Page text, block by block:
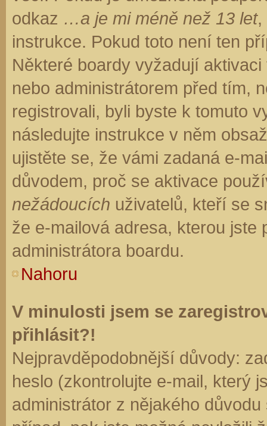
odkaz …a je mi méně než 13 let,
instrukce. Pokud toto není ten
Některé boardy vyžadují
nebo administrátorem před tím,
registrovali, byli byste k tomuto
následujte instrukce v něm
ujistěte se, že vámi zadaná e-
důvodem, proč se aktivace
nežádoucích uživatelů, kteří se
že e-mailová adresa, kterou jste
administrátora boardu.
Nahoru
V minulosti jsem se
přihlásit?!
Nejpravděpodobnější důvody:
heslo (zkontrolujte e-mail, který
administrátor z nějakého